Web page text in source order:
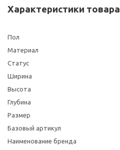
Характеристики товара
Пол
Материал
Статус
Ширина
Высота
Глубина
Размер
Базовый артикул
Наименование бренда